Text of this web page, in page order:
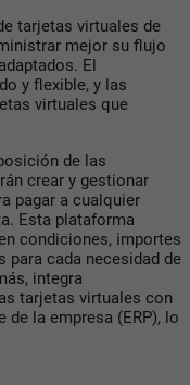
tarjetas virtuales de
mejor su flujo
El
y flexible, y las
virtuales que
de las
crear y gestionar
pagar a cualquier
Esta plataforma
condiciones, importes
para cada necesidad de
integra
tarjetas virtuales con
la empresa (ERP), lo